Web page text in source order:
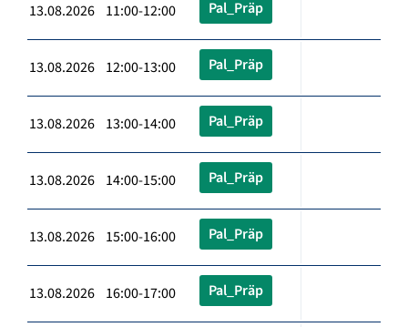
13.08.2026 11:00-12:00 Pal_Präp
13.08.2026 12:00-13:00 Pal_Präp
13.08.2026 13:00-14:00 Pal_Präp
13.08.2026 14:00-15:00 Pal_Präp
13.08.2026 15:00-16:00 Pal_Präp
13.08.2026 16:00-17:00 Pal_Präp